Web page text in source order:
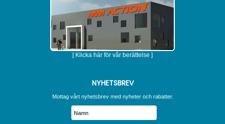
[ Klicka här för vår berättelse ]
NYHETSBREV
Mottag vårt nyhetsbrev med nyheter och rabatter.